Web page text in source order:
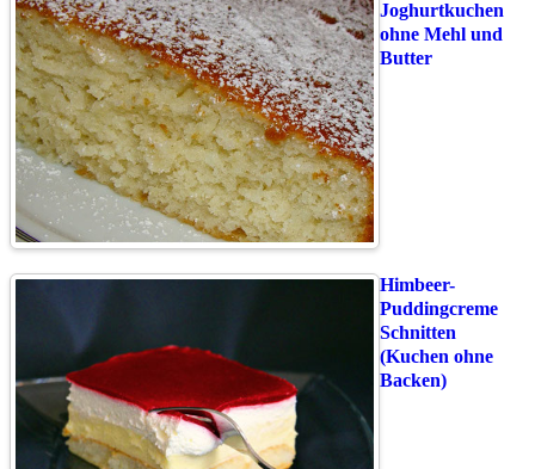
Joghurtkuchen
ohne Mehl und
Butter
Himbeer-
Puddingcreme
Schnitten
(Kuchen ohne
Backen)